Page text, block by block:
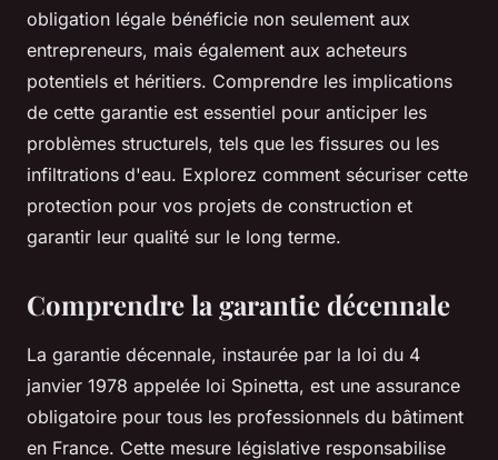
obligation légale bénéficie non seulement aux
entrepreneurs, mais également aux acheteurs
potentiels et héritiers. Comprendre les implications
de cette garantie est essentiel pour anticiper les
problèmes structurels, tels que les fissures ou les
infiltrations d'eau. Explorez comment sécuriser cette
protection pour vos projets de construction et
garantir leur qualité sur le long terme.
Comprendre la garantie décennale
La garantie décennale, instaurée par la loi du 4
janvier 1978 appelée loi Spinetta, est une assurance
obligatoire pour tous les professionnels du bâtiment
en France. Cette mesure législative responsabilise